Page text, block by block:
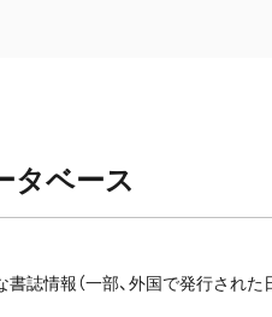
タベース
誌情報（一部、外国で発行された